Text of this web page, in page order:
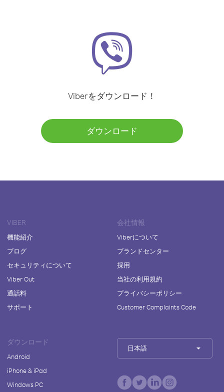
Viberをダウンロード！
ダウンロード
VIBER
機能紹介
ブログ
セキュリティについて
Viber Out
通話料
サポート
会社情報
Viberについて
ブランドセンター
採用
当社の利用規約
プライバシーポリシー
Customer Complaints Code
ダウンロード
Android
iPhone & iPad
Windows PC
日本語